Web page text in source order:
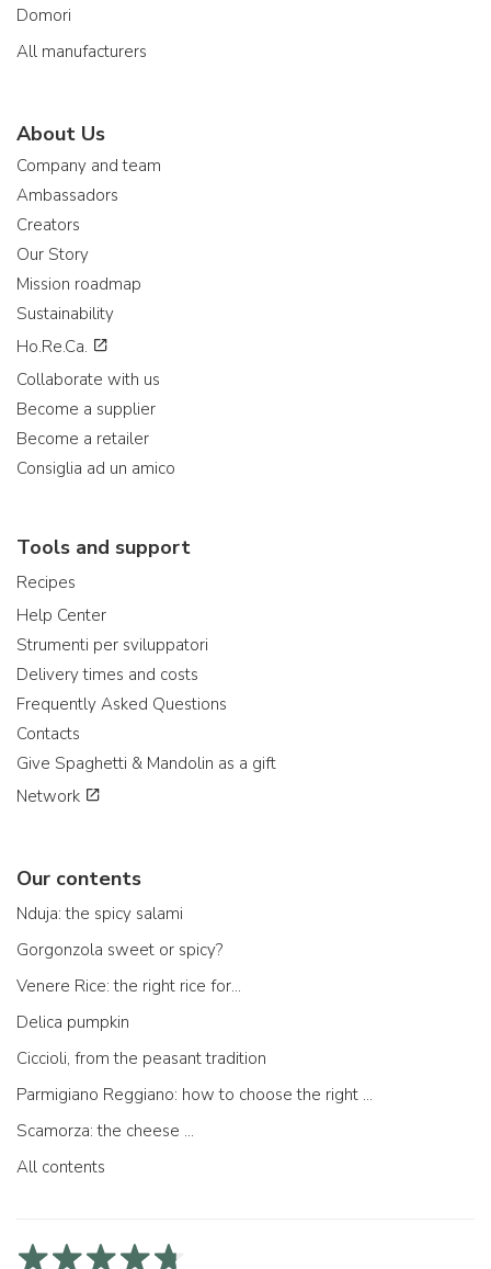
Domori
All manufacturers
About Us
Company and team
Ambassadors
Creators
Our Story
Mission roadmap
Sustainability
Ho.Re.Ca.
Collaborate with us
Become a supplier
Become a retailer
Consiglia ad un amico
Tools and support
Recipes
Help Center
Strumenti per sviluppatori
Delivery times and costs
Frequently Asked Questions
Contacts
Give Spaghetti & Mandolin as a gift
Network
Our contents
Nduja: the spicy salami
Gorgonzola sweet or spicy?
Venere Rice: the right rice for...
Delica pumpkin
Ciccioli, from the peasant tradition
Parmigiano Reggiano: how to choose the right one
Scamorza: the cheese ...
All contents